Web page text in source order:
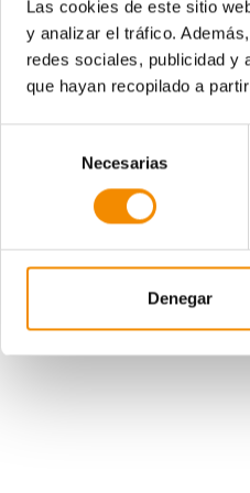
Las cookies de este sitio
y analizar el tráfico.
redes sociales, publicidad y
que hayan recopilado a
consentimiento
Necesarias
Denegar
La jornada contó
Para Divina
conocimiento entre